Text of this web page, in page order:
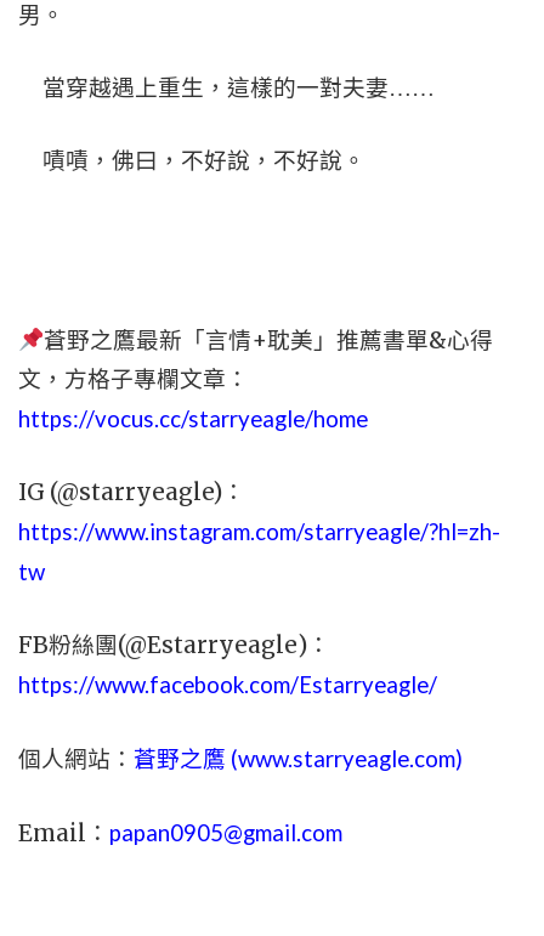
男。
當穿越遇上重生，這樣的一對夫妻……
嘖嘖，佛曰，不好說，不好說。
蒼野之鷹最新「言情+耽美」推薦書單&心得
文， 方格子專欄文章：
https://vocus.cc/starryeagle/home
IG (@starryeagle)：
https://www.instagram.com/starryeagle/?hl=zh-
tw
FB粉絲團(@Estarryeagle)：
https://www.facebook.com/Estarryeagle/
個人網站： 蒼野之鷹 (www.starryeagle.com)
Email： papan0905@gmail.com